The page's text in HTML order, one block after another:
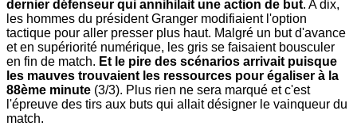
dernier défenseur qui annihilait une action de but. A dix,
les hommes du président Granger modifiaient l'option
tactique pour aller presser plus haut. Malgré un but d'avance
et en supériorité numérique, les gris se faisaient bousculer
en fin de match. Et le pire des scénarios arrivait puisque
les mauves trouvaient les ressources pour égaliser à la
88ème minute (3/3). Plus rien ne sera marqué et c'est
l'épreuve des tirs aux buts qui allait désigner le vainqueur du
match.